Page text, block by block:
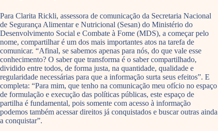
Para Clarita Rickli, assessora de comunicação da Secretaria Nacional
de Segurança Alimentar e Nutricional (Sesan) do Ministério do
Desenvolvimento Social e Combate à Fome (MDS), a começar pelo
nome, compartilhar é um dos mais importantes atos na tarefa de
comunicar. “Afinal, se sabemos apenas para nós, do que vale esse
conhecimento? O saber que transforma é o saber compartilhado,
dividido entre todos, de forma justa, na quantidade, qualidade e
regularidade necessárias para que a informação surta seus efeitos”. E
completa: “Para mim, que tenho na comunicação meu ofício no espaço
de formulação e execução das políticas públicas, este espaço de
partilha é fundamental, pois somente com acesso à informação
podemos também acessar direitos já conquistados e buscar outras ainda
a conquistar”.